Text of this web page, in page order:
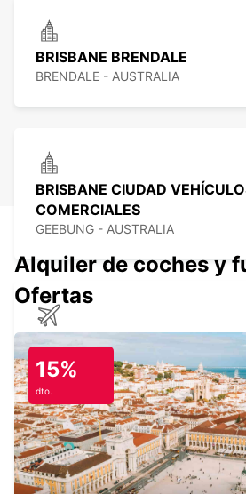
BRISBANE BRENDALE
BRENDALE - AUSTRALIA
BRISBANE CIUDAD
COMERCIALES
GEEBUNG - AUSTRALIA
AEROPUERTO DE BRISBANE
BRISBANE - AUSTRALIA
BRISBANE FORTITUDE
Alquiler de coches y
Ofertas
15%
dto.